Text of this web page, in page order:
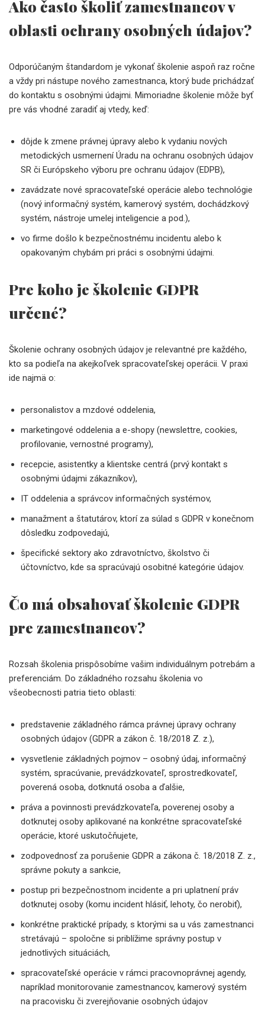
Ako často školiť zamestnancov v
oblasti ochrany osobných údajov?
Odporúčaným štandardom je vykonať školenie aspoň raz ročne
a vždy pri nástupe nového zamestnanca, ktorý bude prichádzať
do kontaktu s osobnými údajmi. Mimoriadne školenie môže byť
pre vás vhodné zaradiť aj vtedy, keď:
dôjde k zmene právnej úpravy alebo k vydaniu nových
metodických usmernení Úradu na ochranu osobných údajov
SR či Európskeho výboru pre ochranu údajov (EDPB),
zavádzate nové spracovateľské operácie alebo technológie
(nový informačný systém, kamerový systém, dochádzkový
systém, nástroje umelej inteligencie a pod.),
vo firme došlo k bezpečnostnému incidentu alebo k
opakovaným chybám pri práci s osobnými údajmi.
Pre koho je školenie GDPR
určené?
Školenie ochrany osobných údajov je relevantné pre každého,
kto sa podieľa na akejkoľvek spracovateľskej operácii. V praxi
ide najmä o:
personalistov a mzdové oddelenia,
marketingové oddelenia a e-shopy (newslettre, cookies,
profilovanie, vernostné programy),
recepcie, asistentky a klientske centrá (prvý kontakt s
osobnými údajmi zákazníkov),
IT oddelenia a správcov informačných systémov,
manažment a štatutárov, ktorí za súlad s GDPR v konečnom
dôsledku zodpovedajú,
špecifické sektory ako zdravotníctvo, školstvo či
účtovníctvo, kde sa spracúvajú osobitné kategórie údajov.
Čo má obsahovať školenie GDPR
pre zamestnancov?
Rozsah školenia prispôsobíme vašim individuálnym potrebám a
preferenciám. Do základného rozsahu školenia vo
všeobecnosti patria tieto oblasti:
predstavenie základného rámca právnej úpravy ochrany
osobných údajov (GDPR a zákon č. 18/2018 Z. z.),
vysvetlenie základných pojmov – osobný údaj, informačný
systém, spracúvanie, prevádzkovateľ, sprostredkovateľ,
poverená osoba, dotknutá osoba a ďalšie,
práva a povinnosti prevádzkovateľa, poverenej osoby a
dotknutej osoby aplikované na konkrétne spracovateľské
operácie, ktoré uskutočňujete,
zodpovednosť za porušenie GDPR a zákona č. 18/2018 Z. z.,
správne pokuty a sankcie,
postup pri bezpečnostnom incidente a pri uplatnení práv
dotknutej osoby (komu incident hlásiť, lehoty, čo nerobiť),
konkrétne praktické prípady, s ktorými sa u vás zamestnanci
stretávajú – spoločne si priblížime správny postup v
jednotlivých situáciách,
spracovateľské operácie v rámci pracovnoprávnej agendy,
napríklad monitorovanie zamestnancov, kamerový systém
na pracovisku či zverejňovanie osobných údajov